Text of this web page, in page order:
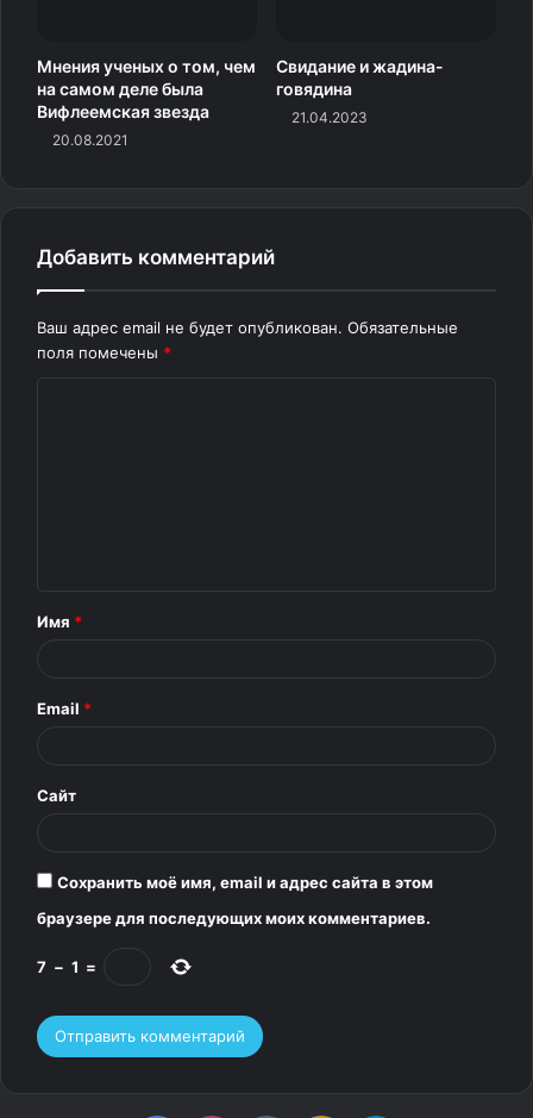
3. «Удивительное количество следов укусов на этих
яблоках в магазине IKEA»
4. «Нашла гриб, похожий на яичницу-глазунью»
Мнения ученых о том, чем
на самом деле была
Вифлеемская звезда
20.08.2021
Свидание и жадина-
говядина
21.04.2023
Добавить комментарий
Ваш адрес email не будет опубликован. Обязательные
поля помечены *
и
*
Имя *
Email *
Сайт
Сохранить моё имя, email и адрес сайта в этом
браузере для последующих моих комментариев.
7 − 1 =